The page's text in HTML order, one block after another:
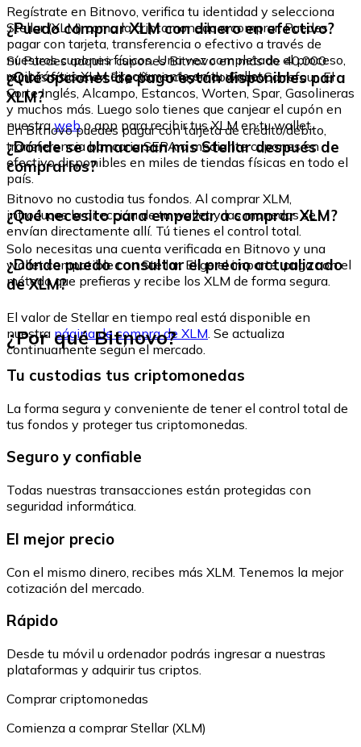
Regístrate en Bitnovo, verifica tu identidad y selecciona
Stellar (XLM) como la criptomoneda a comprar. Puedes
pagar con tarjeta, transferencia o efectivo a través de
nuestros cupones físicos. Una vez completado el proceso,
recibirás tus XLM directamente en tu wallet.
¿Puedo comprar XLM con dinero en efectivo?
Sí. Puedes adquirir cupones Bitnovo en más de 40.000
puntos físicos en España, incluyendo Fnac, Carrefour, El
Corte Inglés, Alcampo, Estancos, Worten, Spar, Gasolineras
y muchos más. Luego solo tienes que canjear el cupón en
nuestrawebo app para recibir tus XLM en tu wallet.
¿Qué opciones de pago están disponibles para
XLM?
En Bitnovo puedes pagar con tarjeta de crédito/débito,
transferencia bancaria SEPA o mediante cupones en
efectivo disponibles en miles de tiendas físicas en todo el
país.
¿Dónde se almacenan mis Stellar después de
comprarlos?
Bitnovo no custodia tus fondos. Al comprar XLM,
introduces la dirección de tu wallet y las monedas se
envían directamente allí. Tú tienes el control total.
¿Qué necesito para empezar a comprar XLM?
Solo necesitas una cuenta verificada en Bitnovo y una
wallet compatible con Stellar. Elige el importe, paga con el
método que prefieras y recibe los XLM de forma segura.
¿Dónde puedo consultar el precio actualizado
de XLM?
El valor de Stellar en tiempo real está disponible en
nuestra página de compra de XLM. Se actualiza
continuamente según el mercado.
¿Por qué Bitnovo?
Tu custodias tus criptomonedas
La forma segura y conveniente de tener el control total de
tus fondos y proteger tus criptomonedas.
Seguro y confiable
Todas nuestras transacciones están protegidas con
seguridad informática.
El mejor precio
Con el mismo dinero, recibes más XLM. Tenemos la mejor
cotización del mercado.
Rápido
Desde tu móvil u ordenador podrás ingresar a nuestras
plataformas y adquirir tus criptos.
Comprar criptomonedas
Comienza a comprar Stellar (XLM)